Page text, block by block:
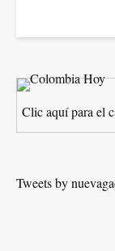
Clic aquí para el
Tweets by